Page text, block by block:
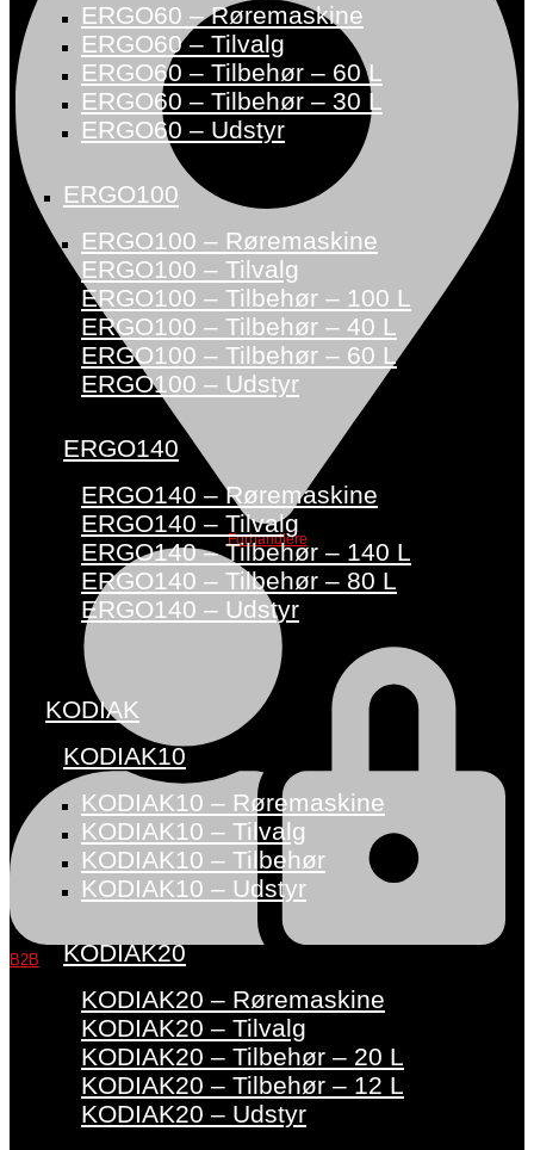
Forhandlere
B2B
ERGO60 – Røremaskine
ERGO60 – Tilvalg
ERGO60 – Tilbehør – 60 L
ERGO60 – Tilbehør – 30 L
ERGO60 – Udstyr
ERGO100
ERGO100 – Røremaskine
ERGO100 – Tilvalg
ERGO100 – Tilbehør – 100 L
ERGO100 – Tilbehør – 40 L
ERGO100 – Tilbehør – 60 L
ERGO100 – Udstyr
ERGO140
ERGO140 – Røremaskine
ERGO140 – Tilvalg
ERGO140 – Tilbehør – 140 L
ERGO140 – Tilbehør – 80 L
ERGO140 – Udstyr
KODIAK
KODIAK10
KODIAK10 – Røremaskine
KODIAK10 – Tilvalg
KODIAK10 – Tilbehør
KODIAK10 – Udstyr
KODIAK20
KODIAK20 – Røremaskine
KODIAK20 – Tilvalg
KODIAK20 – Tilbehør – 20 L
KODIAK20 – Tilbehør – 12 L
KODIAK20 – Udstyr